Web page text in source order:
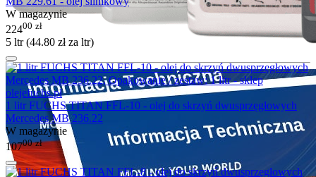
W magazynie
22400 zł
5 ltr (44.80 złza ltr)
1 litr FUCHS TITAN FFL-10 - olej do skrzyń dwusprzęgłowych
Mercedes MB 236.22
W magazynie
10700 zł